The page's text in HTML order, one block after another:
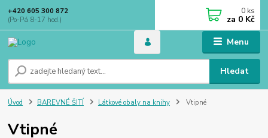
Menu
Hledat
+420 605 300 872
(Po-Pá 8-17 hod.)
0 ks
za 0 Kč
Úvod BAREVNÉ ŠITÍ Látkové obaly na knihy Vtipné
Vtipné